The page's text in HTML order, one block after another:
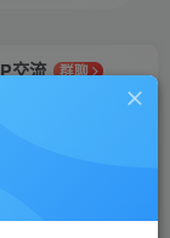
交流
群聊
研究探讨更多创业项目路子。
站长